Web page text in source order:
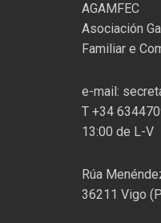
AGAMFEC
Asociación
Familiar e
e-mail:
T +34
13:00 de L-V
Rúa
36211 Vigo